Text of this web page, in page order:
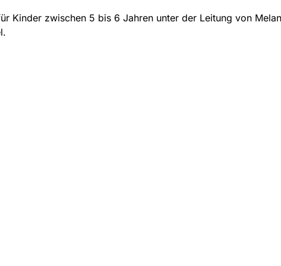
Kinder zwischen 5 bis 6 Jahren unter der Leitung von